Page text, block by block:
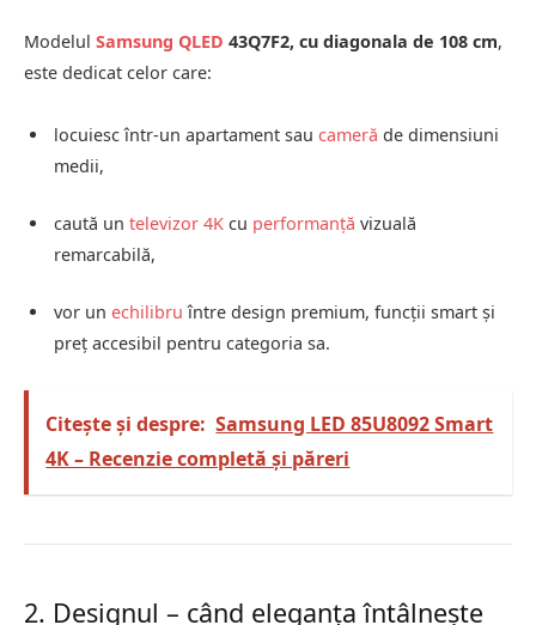
Modelul Samsung QLED 43Q7F2, cu diagonala de 108 cm,
este dedicat celor care:
locuiesc într-un apartament sau cameră de dimensiuni
medii,
caută un televizor 4K cu performanță vizuală
remarcabilă,
vor un echilibru între design premium, funcții smart și
preț accesibil pentru categoria sa.
Citește și despre: Samsung LED 85U8092 Smart
4K – Recenzie completă și păreri
2. Designul – când eleganța întâlnește